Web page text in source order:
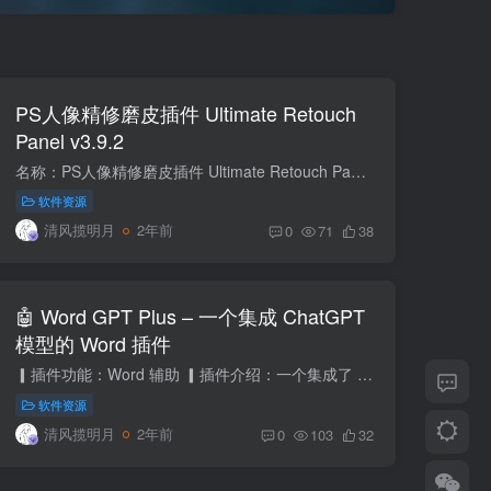
PS人像精修磨皮插件 Ultimate Retouch
Panel v3.9.2
名称：PS人像精修磨皮插件 Ultimate Retouch Panel v3.9.2 描述：七套PS人像精修美颜磨皮插件合集，含DR5增强版、白金版、DR4等最新一键安装版，支持PS2023。 📁 大小：8.5MB🏷 标签：#PS #插件...
软件资源
清风揽明月 2年前 0 71 38
🤖 Word GPT Plus – 一个集成 ChatGPT
模型的 Word 插件
▎插件功能：Word 辅助 ▎插件介绍：一个集成了 ChatGPT 的 Word 插件，允许基于在文档中写的内容生成文本。 你可以使用它来翻译、总结、润色或者从零开始写一篇文章。 ▎插件特色：⏺使用 GPT ...
软件资源
清风揽明月 2年前 0 103 32